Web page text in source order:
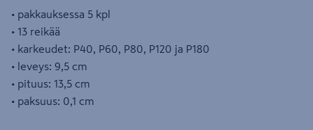
• pakkauksessa 5 kpl
• 13 reikää
• karkeudet: P40, P60, P80, P120 ja P180
• leveys: 9,5 cm
• pituus: 13,5 cm
• paksuus: 0,1 cm